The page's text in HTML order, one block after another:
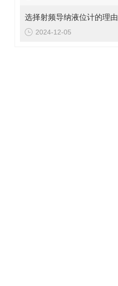
选择射频导纳液位计的理由
2024-12-05